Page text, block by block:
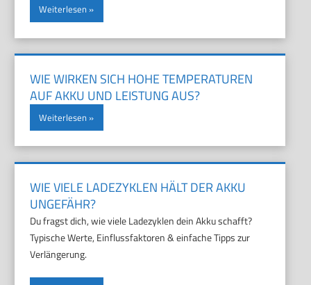
Weiterlesen
WIE WIRKEN SICH HOHE TEMPERATUREN
AUF AKKU UND LEISTUNG AUS?
Weiterlesen
WIE VIELE LADEZYKLEN HÄLT DER AKKU
UNGEFÄHR?
Du fragst dich, wie viele Ladezyklen dein Akku schafft?
Typische Werte, Einflussfaktoren & einfache Tipps zur
Verlängerung.